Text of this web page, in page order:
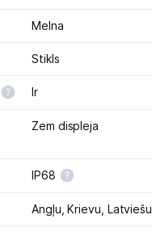
Melna
Stikls
Ir
Zem displeja
IP68
Angļu,Krievu, Latviešu